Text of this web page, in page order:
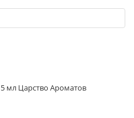
Царство Ароматов